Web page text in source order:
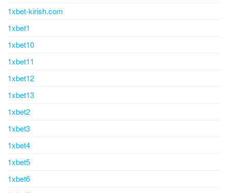
1xbet-kirish.com
1xbet1
1xbet10
1xbet11
1xbet12
1xbet13
1xbet2
1xbet3
1xbet4
1xbet5
1xbet6